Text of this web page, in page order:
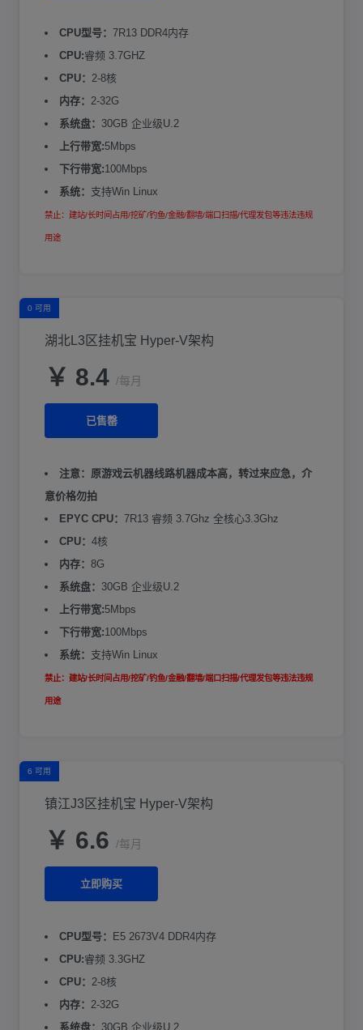
CPU型号： 7R13 DDR4内存
CPU:睿频 3.7GHZ
CPU： 2-8核
内存： 2-32G
系统盘： 30GB 企业级U.2
上行带宽:5Mbps
下行带宽:100Mbps
系统： 支持Win Linux
禁止：建站/长时间占用/挖矿/钓鱼/金融/翻墙/端口扫描/代理发包等违法违规
用途
0 可用
湖北L3区挂机宝 Hyper-V架构
￥ 8.4 /每月
已售罄
注意：原游戏云机器线路机器成本高，转过来应急，介
意价格勿拍
EPYC CPU： 7R13 睿频 3.7Ghz 全核心3.3Ghz
CPU： 4核
内存： 8G
系统盘： 30GB 企业级U.2
上行带宽:5Mbps
下行带宽:100Mbps
系统： 支持Win Linux
禁止：建站/长时间占用/挖矿/钓鱼/金融/翻墙/端口扫描/代理发包等违法违规
用途
6 可用
镇江J3区挂机宝 Hyper-V架构
￥ 6.6 /每月
立即购买
CPU型号：
E5 2673V4 DDR4内存
CPU:睿频 3.3GHZ
CPU： 2-8核
内存： 2-32G
系统盘： 30GB 企业级U.2